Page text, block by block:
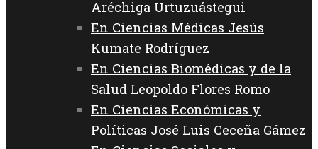
Aréchiga Urtuzuástegui
En Ciencias Médicas Jesús
Kumate Rodríguez
En Ciencias Biomédicas y de la
Salud Leopoldo Flores Romo
En Ciencias Económicas y
Políticas José Luis Ceceña Gámez